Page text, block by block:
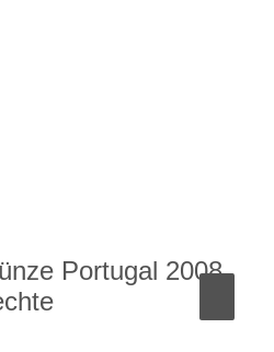
Portugal 2008